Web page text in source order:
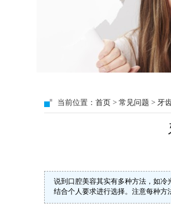
当前位置： 首页 > 常见问题 > 牙
说到口腔美容其实有多种方法，如
结合个人要求进行选择。注意每种方